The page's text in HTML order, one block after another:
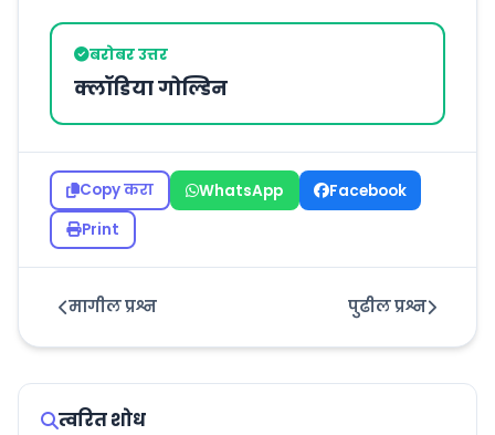
बरोबर उत्तर
क्लॉडिया गोल्डिन
Copy करा WhatsApp
Facebook
Print
मागील प्रश्न पुढील प्रश्न
त्वरित शोध